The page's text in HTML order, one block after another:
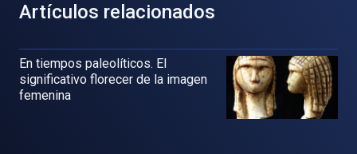
Artículos relacionados
En tiempos paleolíticos. El
significativo florecer de la imagen
femenina